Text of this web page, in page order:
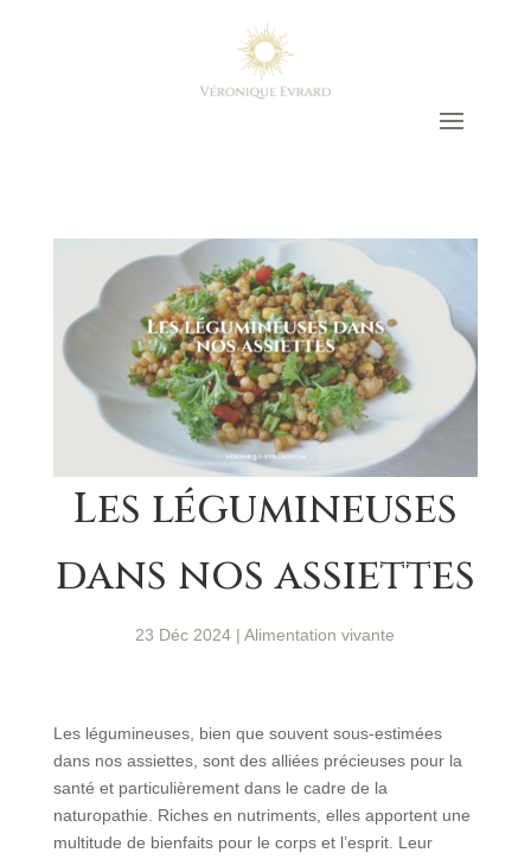
Les légumineuses
dans nos assiettes
23 Déc 2024 |Alimentation vivante
Les légumineuses, bien que souvent sous-estimées
dans nos assiettes, sont des alliées précieuses pour la
santé et particulièrement dans le cadre de la
naturopathie. Riches en nutriments, elles apportent une
multitude de bienfaits pour le corps et l’esprit. Leur